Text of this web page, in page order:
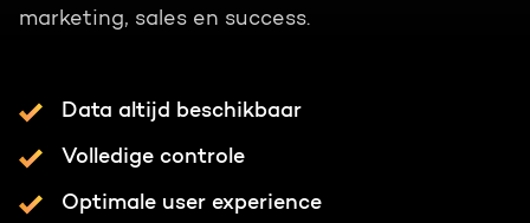
marketing, sales en success.
Data altijd beschikbaar
Volledige controle
Optimale user experience